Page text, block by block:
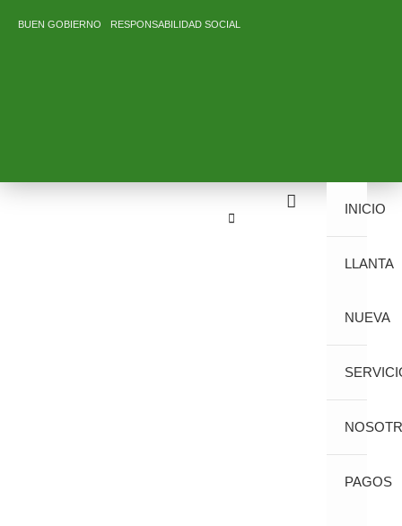
BUEN GOBIERNO RESPONSABILIDAD SOCIAL
INICIO
LLANTA
NUEVA
PAGOS